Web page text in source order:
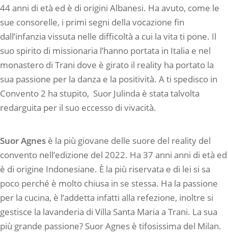
44 anni di età ed è di origini Albanesi. Ha avuto, come le
sue consorelle, i primi segni della vocazione fin
dall’infanzia vissuta nelle difficoltà a cui la vita ti pone. Il
suo spirito di missionaria l’hanno portata in Italia e nel
monastero di Trani dove è girato il reality ha portato la
sua passione per la danza e la positività. A ti spedisco in
Convento 2 ha stupito, Suor Julinda è stata talvolta
redarguita per il suo eccesso di vivacità.
Suor Agnes è la più giovane delle suore del reality del
convento nell’edizione del 2022. Ha 37 anni anni di età ed
è di origine Indonesiane. È la più riservata e di lei si sa
poco perché è molto chiusa in se stessa. Ha la passione
per la cucina, è l’addetta infatti alla refezione, inoltre si
gestisce la lavanderia di Villa Santa Maria a Trani. La sua
più grande passione? Suor Agnes è tifosissima del Milan.